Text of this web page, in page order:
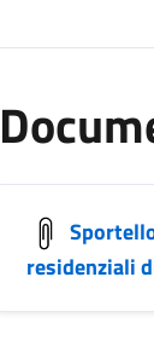
residenziali